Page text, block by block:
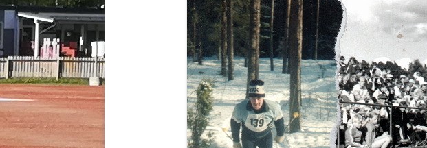
MAAHOCKEY 2017
MAAHOCKEY 2018
MAAHOCKEY 2019
KAUSI 2023
KAUSI 2020